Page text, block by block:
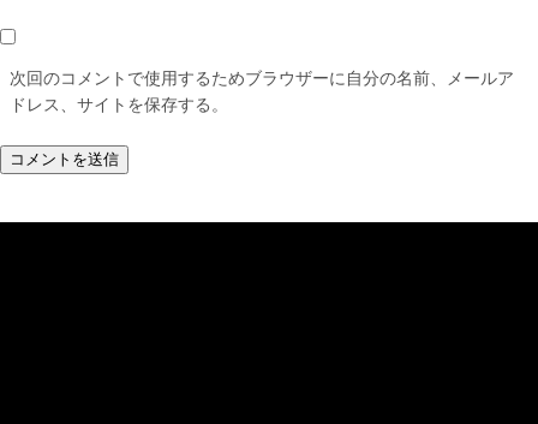
次回のコメントで使用するためブラウザーに自分の名前、メールア
ドレス、サイトを保存する。